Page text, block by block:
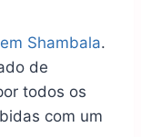
Shambala.
de
todos os
com um